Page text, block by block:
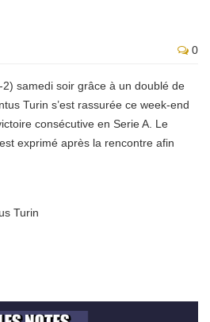
0
samedi soir grâce à un doublé de
Turin s’est rassurée ce week-end
consécutive en Serie A. Le
exprimé après la rencontre afin
Turin